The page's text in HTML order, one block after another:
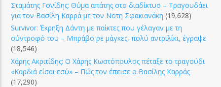
Σταμάτης Γονίδης: Θύμα απάτης στο διαδίκτυο – Τραγουδάει
για τον Βασίλη Καρρά με τον Νοτη Σφακιανάκη (19,628)
Survivor: Έκρηξη Δάντη με παίκτες που γέλαγαν με τη
σύντροφό του – Μπράβο ρε μάγκες, πολύ αντριλίκι, έγραψε
(18,546)
Χάρης Ακριτίδης: Ο Χάρης Κωστόπουλος πέταξε το τραγούδι
«Καρδιά είσαι εσύ» – Πώς τον έπεισε ο Βασίλης Καρράς
(17,290)